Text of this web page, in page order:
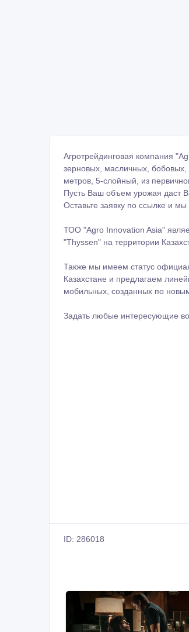
Агротрейдинговая компания
зерновых, масличных,
метров, 5-слойный, из
Пусть Ваш объем урожая даст
Оставьте заявку по ссылке и
ТОО "Agro Innovation Asia"
"Thyssen" на территории
Также мы имеем статус
Казахстане и предлагаем
мобильных, созданных по
Задать любые интересующие
ID: 286018